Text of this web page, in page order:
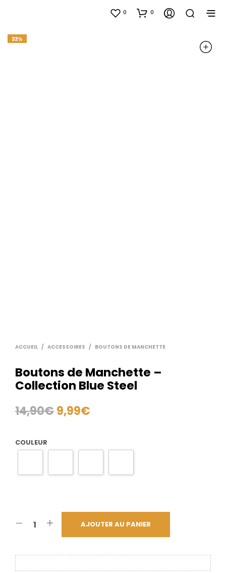
0 0
33%
ACCUEIL / ACCESSOIRES / BOUTONS DE MANCHETTE
Boutons de Manchette –
Collection Blue Steel
14,90€9,99€
COULEUR
AJOUTER AU PANIER